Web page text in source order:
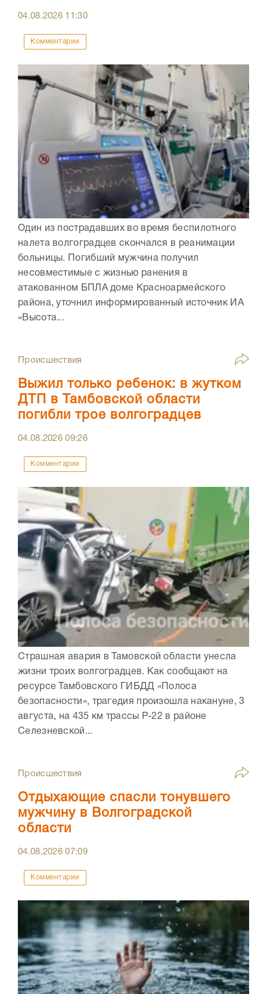
04.08.2026 11:30
Комментарии
Один из пострадавших во время беспилотного
налета волгоградцев скончался в реанимации
больницы. Погибший мужчина получил
несовместимые с жизнью ранения в
атакованном БПЛА доме Красноармейского
района, уточнил информированный источник ИА
«Высота...
Происшествия
Выжил только ребенок: в жутком
ДТП в Тамбовской области
погибли трое волгоградцев
04.08.202609:26
Комментарии
Страшная авария в Тамовской области унесла
жизни троих волгоградцев. Как сообщают на
ресурсе Тамбовского ГИБДД «Полоса
безопасности», трагедия произошла накануне, 3
августа, на 435 км трассы Р-22 в районе
Селезневской...
Происшествия
Отдыхающие спасли тонувшего
мужчину в Волгоградской
области
04.08.202607:09
Комментарии